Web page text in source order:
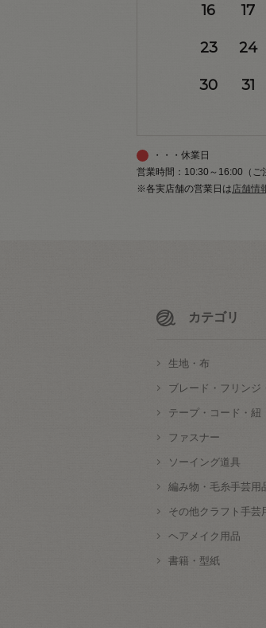
16 17
23 24
30 31
・・・休業日
営業時間：10:30～16:00（ご
※各実店舗の営業日は店舗情
カテゴリ
生地・布
ブレード・フリンジ
テープ・コード・紐
ファスナー
ソーイング道具
編み物・毛糸手芸用
その他クラフト手芸
ヘアメイク用品
書籍・型紙